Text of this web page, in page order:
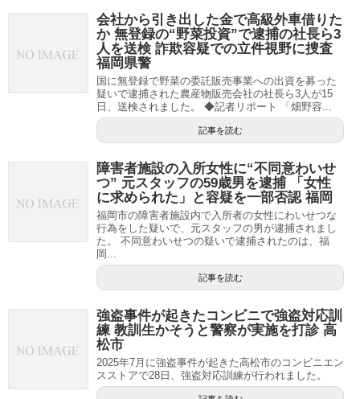
会社から引き出した金で高級外車借りた
か 無登録の“野菜投資”で逮捕の社長ら3
人を送検 詐欺容疑での立件視野に捜査
福岡県警
国に無登録で野菜の委託販売事業への出資を募った
疑いで逮捕された農産物販売会社の社長ら3人が15
日、送検されました。 ◆記者リポート 「畑野容...
記事を読む
障害者施設の入所女性に“不同意わいせ
つ” 元スタッフの59歳男を逮捕 「女性
に求められた」と容疑を一部否認 福岡
福岡市の障害者施設内で入所者の女性にわいせつな
行為をした疑いで、元スタッフの男が逮捕されまし
た。 不同意わいせつの疑いで逮捕されたのは、福
岡...
記事を読む
強盗事件が起きたコンビニで強盗対応訓
練 教訓生かそうと警察が実施を打診 高
松市
2025年7月に強盗事件が起きた高松市のコンビニエン
スストアで28日、強盗対応訓練が行われました。